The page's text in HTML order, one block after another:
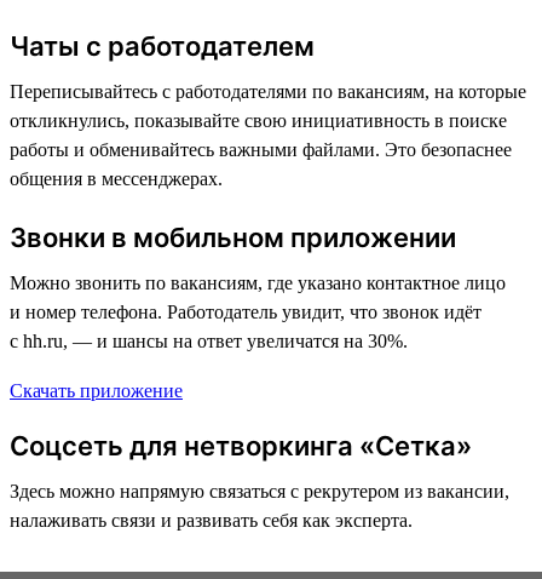
Чаты с работодателем
Переписывайтесь с работодателями по вакансиям, на которые
откликнулись, показывайте свою инициативность в поиске
работы и обменивайтесь важными файлами. Это безопаснее
общения в мессенджерах.
Звонки в мобильном приложении
Можно звонить по вакансиям, где указано контактное лицо
и номер телефона. Работодатель увидит, что звонок идёт
с hh.ru, — и шансы на ответ увеличатся на 30%.
Скачать приложение
Соцсеть для нетворкинга «Сетка»
Здесь можно напрямую связаться с рекрутером из вакансии,
налаживать связи и развивать себя как эксперта.